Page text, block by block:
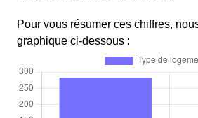
Pour vous résumer ces chiffres,
graphique ci-dessous :